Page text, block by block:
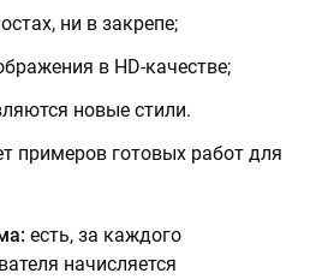
ни в закрепе;
в HD-качестве;
новые стили.
примеров готовых работ для
есть, за каждого
начисляется